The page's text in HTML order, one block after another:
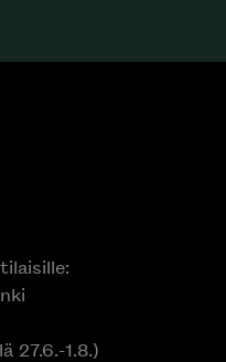
27.6.-1.8.)